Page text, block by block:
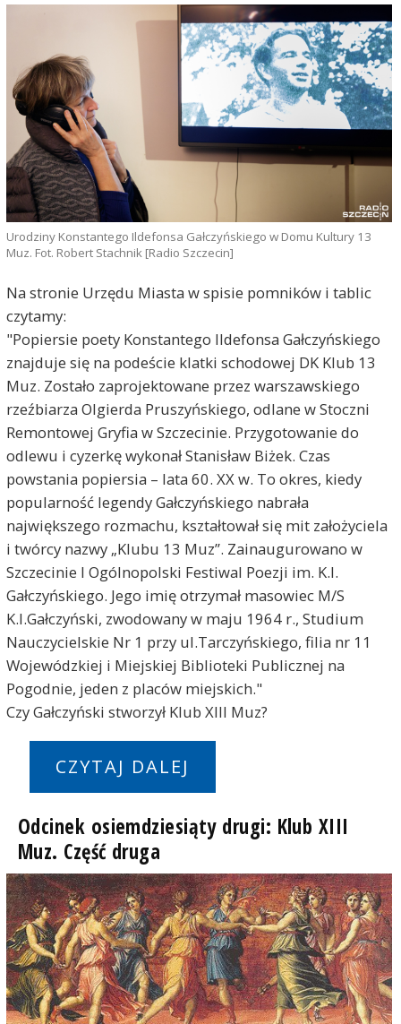
Urodziny Konstantego Ildefonsa Gałczyńskiego w Domu Kultury 13
Muz. Fot. Robert Stachnik [Radio Szczecin]
Na stronie Urzędu Miasta w spisie pomników i tablic
czytamy:
"Popiersie poety Konstantego Ildefonsa Gałczyńskiego
znajduje się na podeście klatki schodowej DK Klub 13
Muz. Zostało zaprojektowane przez warszawskiego
rzeźbiarza Olgierda Pruszyńskiego, odlane w Stoczni
Remontowej Gryfia w Szczecinie. Przygotowanie do
odlewu i cyzerkę wykonał Stanisław Biżek. Czas
powstania popiersia – lata 60. XX w. To okres, kiedy
popularność legendy Gałczyńskiego nabrała
największego rozmachu, kształtował się mit założyciela
i twórcy nazwy „Klubu 13 Muz”. Zainaugurowano w
Szczecinie I Ogólnopolski Festiwal Poezji im. K.I.
Gałczyńskiego. Jego imię otrzymał masowiec M/S
K.I.Gałczyński, zwodowany w maju 1964 r., Studium
Nauczycielskie Nr 1 przy ul.Tarczyńskiego, filia nr 11
Wojewódzkiej i Miejskiej Biblioteki Publicznej na
Pogodnie, jeden z placów miejskich."
Czy Gałczyński stworzył Klub XIII Muz?
CZYTAJ DALEJ
Odcinek osiemdziesiąty drugi: Klub XIII
Muz. Część druga